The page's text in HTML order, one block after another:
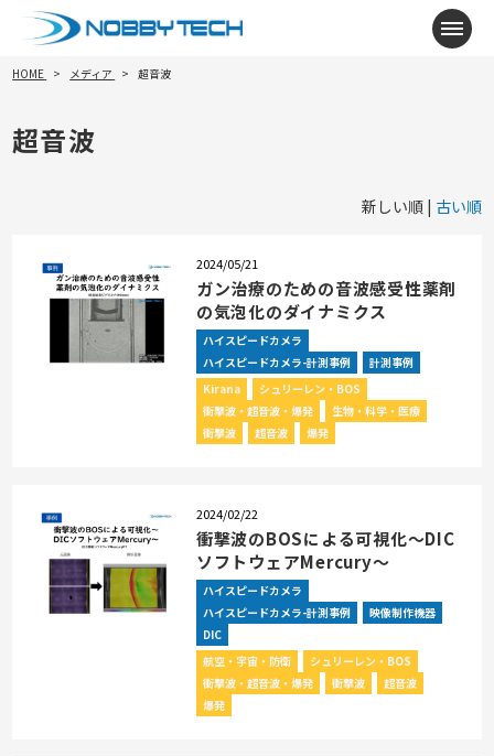
メニ
HOME メディア 超音波
超音波
新しい順 | 古い順
2024/05/21
ガン治療のための音波感受性薬剤
の気泡化のダイナミクス
ハイスピードカメラ
ハイスピードカメラ-計測事例
計測事例
Kirana
シュリーレン・BOS
衝撃波・超音波・爆発
生物・科学・医療
衝撃波
超音波 爆発
2024/02/22
衝撃波のBOSによる可視化～DIC
ソフトウェアMercury～
ハイスピードカメラ
ハイスピードカメラ-計測事例
映像制作機器
DIC
航空・宇宙・防衛
シュリーレン・BOS
衝撃波・超音波・爆発
衝撃波
超音波
爆発